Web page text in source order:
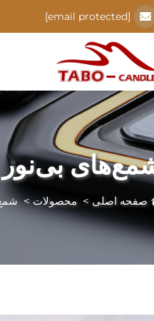
[email protected]
بی‌نور
صفحه اصلی >محصولات>